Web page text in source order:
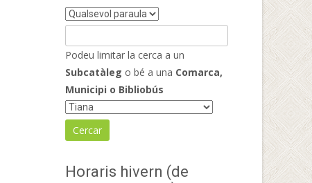
Podeu limitar la cerca a un
Subcatàleg o bé a una Comarca,
Municipi o Bibliobús
Horaris hivern (de